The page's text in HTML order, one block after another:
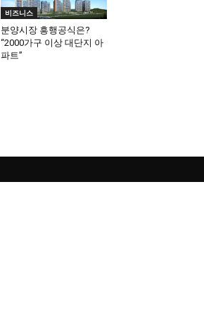
비즈니스
분양시장 흥행공식은?
“2000가구 이상 대단지 아
파트”